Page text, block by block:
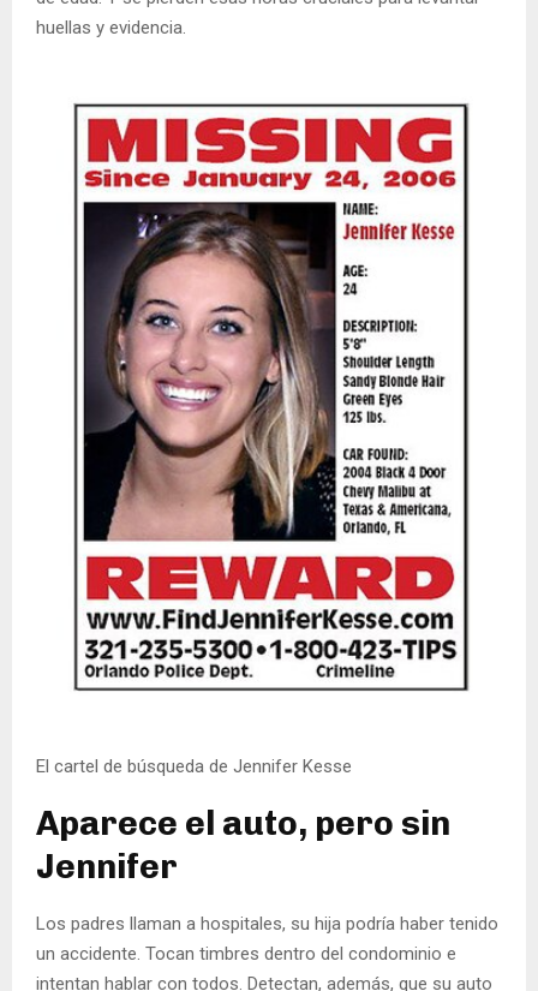
huellas y evidencia.
El cartel de búsqueda de Jennifer Kesse
Aparece el auto, pero sin
Jennifer
Los padres llaman a hospitales, su hija podría haber tenido
un accidente. Tocan timbres dentro del condominio e
intentan hablar con todos. Detectan, además, que su auto